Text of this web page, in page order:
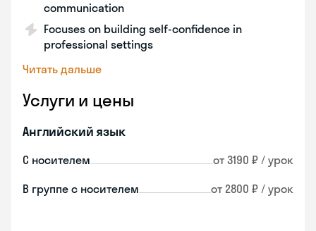
communication
Focuses on building self-confidence in
professional settings
Читать дальше
Услуги и цены
Английский язык
С носителем от 3190 ₽ / урок
В группе с носителем от 2800 ₽ / урок